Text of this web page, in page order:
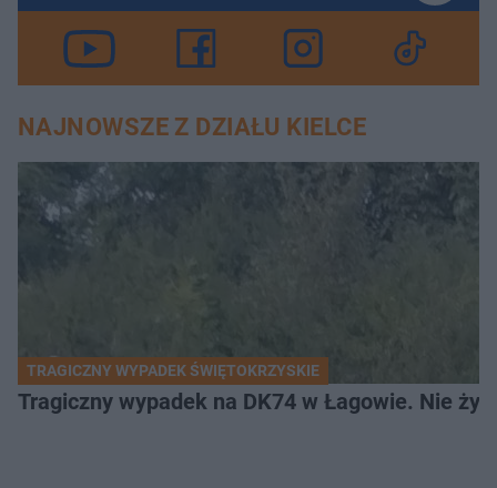
NAJNOWSZE Z DZIAŁU KIELCE
TRAGICZNY WYPADEK ŚWIĘTOKRZYSKIE
Tragiczny wypadek na DK74 w Łagowie. Nie